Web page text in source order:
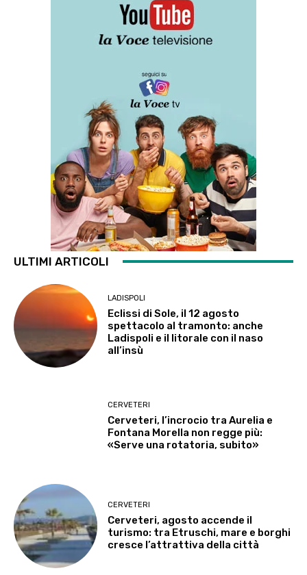
ULTIMI ARTICOLI
LADISPOLI
Eclissi di Sole, il 12 agosto
spettacolo al tramonto: anche
Ladispoli e il litorale con il naso
all’insù
CERVETERI
Cerveteri, l’incrocio tra Aurelia e
Fontana Morella non regge più:
«Serve una rotatoria, subito»
CERVETERI
Cerveteri, agosto accende il
turismo: tra Etruschi, mare e borghi
cresce l’attrattiva della città